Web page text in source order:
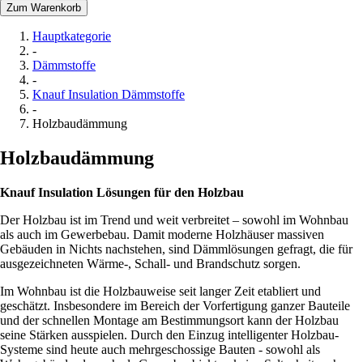
Zum Warenkorb
Hauptkategorie
-
Dämmstoffe
-
Knauf Insulation Dämmstoffe
-
Holzbaudämmung
Holzbaudämmung
Knauf Insulation Lösungen für den Holzbau
Der Holzbau ist im Trend und weit verbreitet – sowohl im Wohnbau
als auch im Gewerbebau. Damit moderne Holzhäuser massiven
Gebäuden in Nichts nachstehen, sind Dämmlösungen gefragt, die für
ausgezeichneten Wärme-, Schall- und Brandschutz sorgen.
Im Wohnbau ist die Holzbauweise seit langer Zeit etabliert und
geschätzt. Insbesondere im Bereich der Vorfertigung ganzer Bauteile
und der schnellen Montage am Bestimmungsort kann der Holzbau
seine Stärken ausspielen. Durch den Einzug intelligenter Holzbau-
Systeme sind heute auch mehrgeschossige Bauten - sowohl als